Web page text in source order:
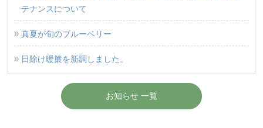
テナンスについて
真夏が旬のブルーベリー
日除け暖簾を新調しました。
お知らせ 一覧